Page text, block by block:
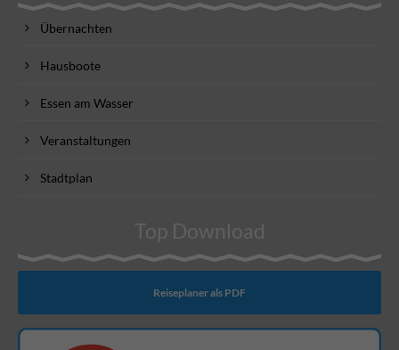
Übernachten
Hausboote
Essen am Wasser
Veranstaltungen
Stadtplan
Top Download
Reiseplaner als PDF